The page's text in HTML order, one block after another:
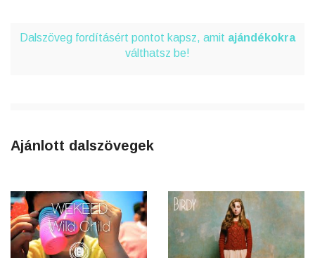
Dalszöveg fordításért pontot kapsz, amit ajándékokra
válthatsz be!
Ajánlott dalszövegek